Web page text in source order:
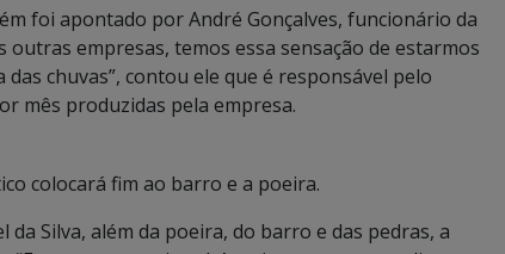
foi apontado por André Gonçalves, funcionário da
outras empresas, temos essa sensação de estarmos
chuvas”, contou ele que é responsável pelo
mês produzidas pela empresa.
colocará fim ao barro e a poeira.
Silva, além da poeira, do barro e das pedras, a